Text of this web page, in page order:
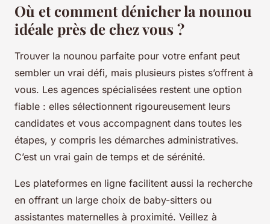
Où et comment dénicher la nounou
idéale près de chez vous ?
Trouver la nounou parfaite pour votre enfant peut
sembler un vrai défi, mais plusieurs pistes s’offrent à
vous. Les agences spécialisées restent une option
fiable : elles sélectionnent rigoureusement leurs
candidates et vous accompagnent dans toutes les
étapes, y compris les démarches administratives.
C’est un vrai gain de temps et de sérénité.
Les plateformes en ligne facilitent aussi la recherche
en offrant un large choix de baby-sitters ou
assistantes maternelles à proximité. Veillez à